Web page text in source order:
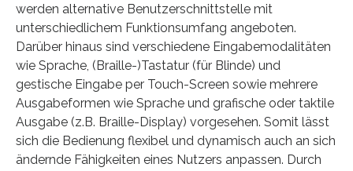
werden alternative Benutzerschnittstelle mit
unterschiedlichem Funktionsumfang angeboten.
Darüber hinaus sind verschiedene Eingabemodalitäten
wie Sprache, (Braille-)Tastatur (für Blinde) und
gestische Eingabe per Touch-Screen sowie mehrere
Ausgabeformen wie Sprache und grafische oder taktile
Ausgabe (z.B. Braille-Display) vorgesehen. Somit lässt
sich die Bedienung flexibel und dynamisch auch an sich
ändernde Fähigkeiten eines Nutzers anpassen. Durch